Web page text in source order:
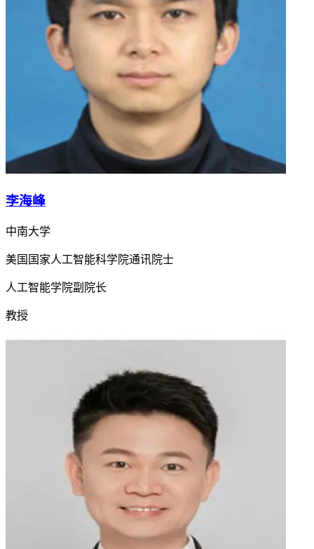
李海峰
中南大学
美国国家人工智能科学院通讯院士
人工智能学院副院长
教授